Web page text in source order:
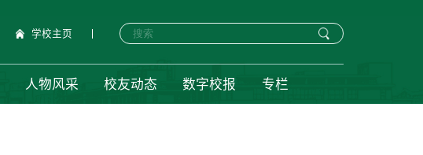
学校主页
人物风采 校友动态 数字校报 专栏